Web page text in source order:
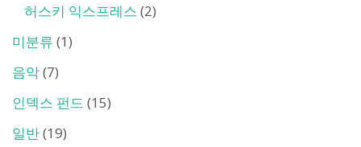
허스키 익스프레스 (2)
미분류 (1)
음악(7)
인덱스 펀드 (15)
일반(19)